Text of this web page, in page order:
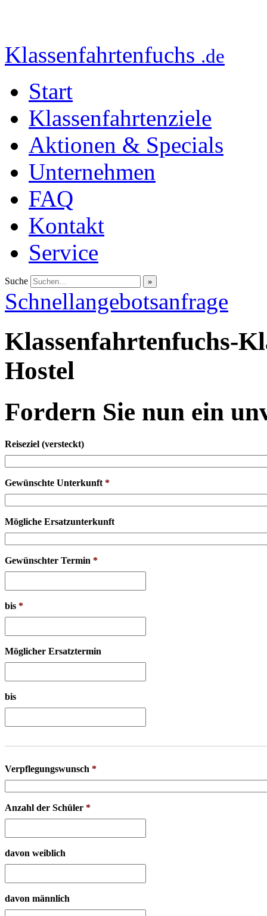
Klassenfahrtenfuchs .de
Start
Klassenfahrtenziele
Aktionen & Specials
Unternehmen
FAQ
Kontakt
Service
Suche
Schnellangebotsanfrage
Klassenfahrtenfuchs-
Hostel
Fordern Sie nun ein
Reiseziel (versteckt)
Gewünschte Unterkunft *
Mögliche Ersatzunterkunft
Gewünschter Termin *
bis *
Möglicher Ersatztermin
bis
Verpflegungswunsch *
Anzahl der Schüler *
davon weiblich
davon männlich